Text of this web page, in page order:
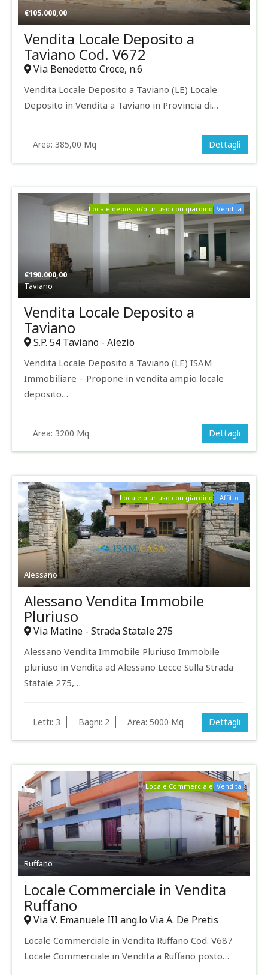
€105.000,00
Vendita Locale Deposito a
Taviano Cod. V672
Via Benedetto Croce, n.6
Vendita Locale Deposito a Taviano (LE) Locale
Deposito in Vendita a Taviano in Provincia di…
Area: 385,00 Mq Dettagli
€190.000,00
Taviano
Vendita
Locale deposito/pluriuso con giardino
Vendita Locale Deposito a
Taviano
S.P. 54 Taviano - Alezio
Vendita Locale Deposito a Taviano (LE) ISAM
Immobiliare – Propone in vendita ampio locale
deposito…
Area: 3200 Mq Dettagli
Alessano
Affitto
Locale pluriuso con giardino
Alessano Vendita Immobile
Pluriuso
Via Matine - Strada Statale 275
Alessano Vendita Immobile Pluriuso Immobile
pluriuso in Vendita ad Alessano Lecce Sulla Strada
Statale 275,…
Letti: 3 Bagni: 2 Area: 5000 Mq Dettagli
Ruffano
Vendita
Locale Commerciale
Locale Commerciale in Vendita
Ruffano
Via V. Emanuele III ang.lo Via A. De Pretis
Locale Commerciale in Vendita Ruffano Cod. V687
Locale Commerciale in Vendita a Ruffano posto…